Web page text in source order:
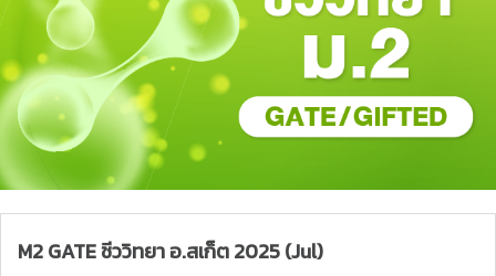
M2 GATE ชีววิทยา อ.สเก็ต 2025 (Jul)